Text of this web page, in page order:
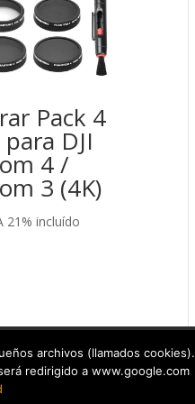
Pack 4
DJI
4 /
3 (4K)
21% incluído
Devoluciones Contacto
archivos (llamados cookies).
redirigido a www.google.com